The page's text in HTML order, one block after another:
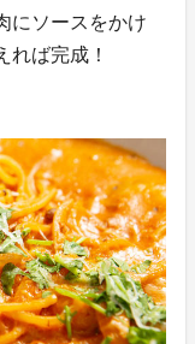
にソースをかけ
れば完成！